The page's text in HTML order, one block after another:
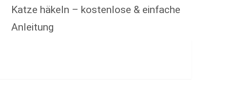
Katze häkeln – kostenlose & einfache
Anleitung